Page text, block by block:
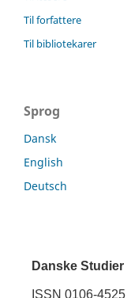
Til forfattere
Til bibliotekarer
Sprog
Dansk
English
Deutsch
Danske Studier
ISSN 0106-4525